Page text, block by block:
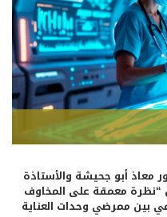
معاذ أبو جحيشة والأستاذة
معمقة على المخاوف
بين ممرضي وحدات العناية